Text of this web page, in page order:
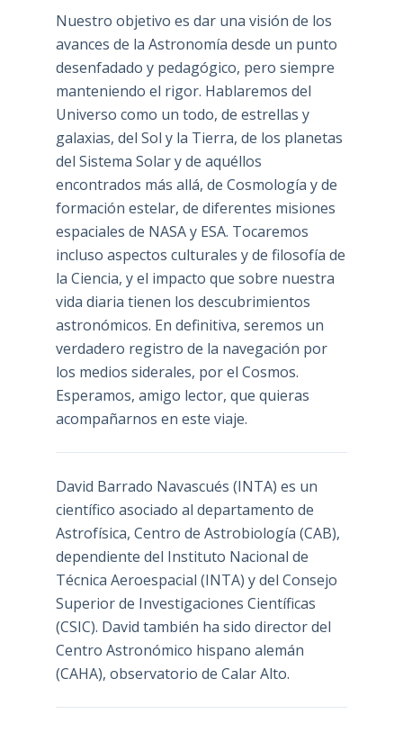
Nuestro objetivo es dar una visión de los
avances de la Astronomía desde un punto
desenfadado y pedagógico, pero siempre
manteniendo el rigor. Hablaremos del
Universo como un todo, de estrellas y
galaxias, del Sol y la Tierra, de los planetas
del Sistema Solar y de aquéllos
encontrados más allá, de Cosmología y de
formación estelar, de diferentes misiones
espaciales de NASA y ESA. Tocaremos
incluso aspectos culturales y de filosofía de
la Ciencia, y el impacto que sobre nuestra
vida diaria tienen los descubrimientos
astronómicos. En definitiva, seremos un
verdadero registro de la navegación por
los medios siderales, por el Cosmos.
Esperamos, amigo lector, que quieras
acompañarnos en este viaje.
David Barrado Navascués (INTA) es un
científico asociado al departamento de
Astrofísica, Centro de Astrobiología (CAB),
dependiente del Instituto Nacional de
Técnica Aeroespacial (INTA) y del Consejo
Superior de Investigaciones Científicas
(CSIC). David también ha sido director del
Centro Astronómico hispano alemán
(CAHA), observatorio de Calar Alto.